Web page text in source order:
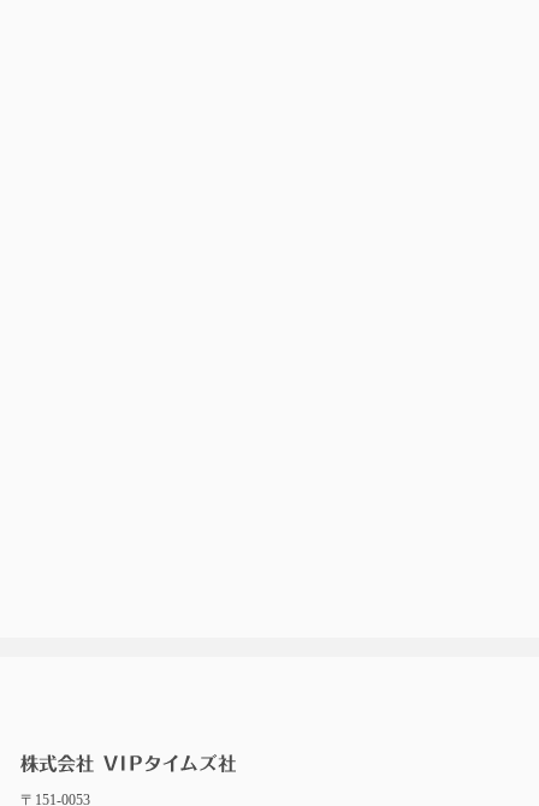
〒151-0053